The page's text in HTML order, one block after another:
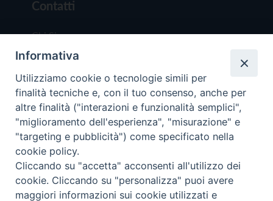
Contatti
Chi Siamo
Redazione
Scrivici
Copyright © 2019 - Tutti i diritti riservati - Vita
Trentina Editrice
Informativa
Utilizziamo cookie o tecnologie simili per
finalità tecniche e, con il tuo consenso, anche per
altre finalità ("interazioni e funzionalità semplici",
"miglioramento dell'esperienza", "misurazione" e
"targeting e pubblicità") come specificato nella
cookie policy.
Cliccando su "accetta" acconsenti all'utilizzo dei
cookie. Cliccando su "personalizza" puoi avere
maggiori informazioni sui cookie utilizzati e